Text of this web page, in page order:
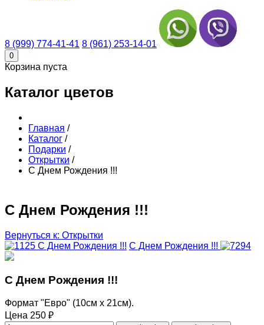
8 (999) 774-41-41 8 (961) 253-14-01
0
Корзина пуста
Каталог цветов
Главная /
Каталог /
Подарки /
Открытки /
С Днем Рождения !!!
С Днем Рождения !!!
Вернуться к: Открытки
С Днем Рождения !!! С Днем Рождения !!!
С Днем Рождения !!!
Формат "Евро" (10см х 21см).
Цена 250 ₽